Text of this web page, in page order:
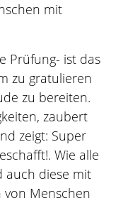
mit
Prüfung- ist das
zu gratulieren
zu bereiten.
zaubert
zeigt: Super
Wie alle
auch diese mit
von Menschen